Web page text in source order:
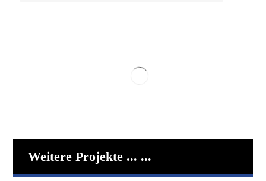
Weitere Projekte ... ...